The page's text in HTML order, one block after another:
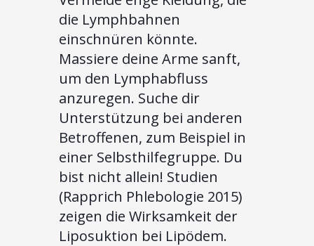
die Lymphbahnen
einschnüren könnte.
Massiere deine Arme sanft,
um den Lymphabfluss
anzuregen. Suche dir
Unterstützung bei anderen
Betroffenen, zum Beispiel in
einer Selbsthilfegruppe. Du
bist nicht allein! Studien
(Rapprich Phlebologie 2015)
zeigen die Wirksamkeit der
Liposuktion bei Lipödem.